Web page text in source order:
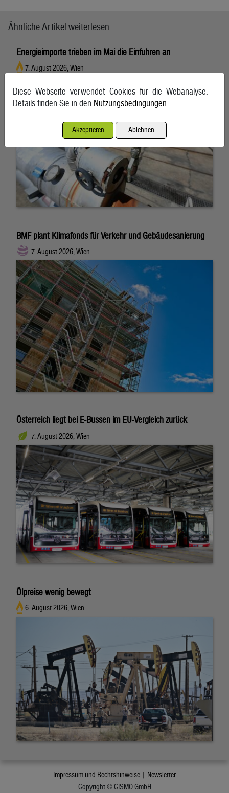
Ähnliche Artikel weiterlesen
Energieimporte trieben im Mai die Einfuhren an
7. August 2026, Wien
BMF plant Klimafonds für Verkehr und Gebäudesanierung
7. August 2026, Wien
Österreich liegt bei E-Bussen im EU-Vergleich zurück
7. August 2026, Wien
Ölpreise wenig bewegt
6. August 2026, Wien
Impressum und Rechtshinweise | Newsletter
Copyright © CISMO GmbH
Diese Webseite verwendet Cookies für die Webanalyse.
Details finden Sie in den Nutzungsbedingungen.
Akzeptieren Ablehnen